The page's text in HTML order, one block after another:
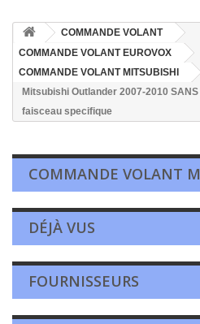
COMMANDE VOLANT
COMMANDE VOLANT EUROVOX
COMMANDE VOLANT MITSUBISHI
Mitsubishi Outlander 2007-2010
faisceau specifique
COMMANDE VOLANT
DÉJÀ VUS
FOURNISSEURS